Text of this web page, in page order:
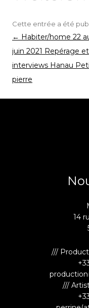
Cette entrée a été
Navigation
des
articles
← Habiter/home 22
juin 2021 Repérage et
interviews Hanau
pierre
14
///
///